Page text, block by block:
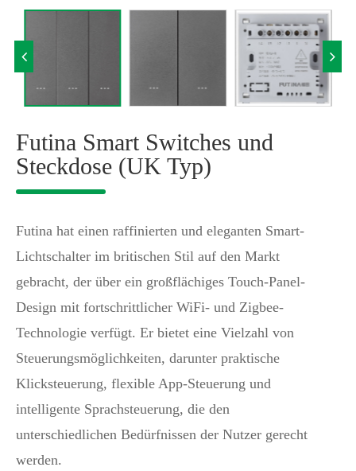
Futina Smart Switches und
Steckdose (UK Typ)
Futina hat einen raffinierten und eleganten Smart-
Lichtschalter im britischen Stil auf den Markt
gebracht, der über ein großflächiges Touch-Panel-
Design mit fortschrittlicher WiFi- und Zigbee-
Technologie verfügt. Er bietet eine Vielzahl von
Steuerungsmöglichkeiten, darunter praktische
Klicksteuerung, flexible App-Steuerung und
intelligente Sprachsteuerung, die den
unterschiedlichen Bedürfnissen der Nutzer gerecht
werden.